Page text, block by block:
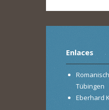
Enlaces
Tübingen
Eberhard